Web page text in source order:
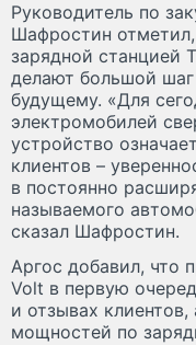
Руководитель по
Шафростин
зарядной станцией
делают большой
будущему. «Для
электромобилей
устройство
клиентов –
в постоянно
называемого
сказал Шафростин.
Аргос добавил, что
Volt в первую
и отзывах
мощностей по